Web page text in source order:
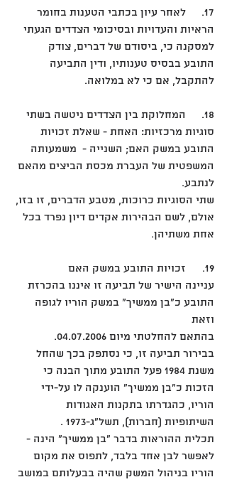
17.	לאחר עיון בכתבי הטענות בחומר
הראיות והעדויות ובסיכומי הצדדים הגעתי
למסקנה כי, ביסודם של דברים, צודק
התובע בבסיס טענותיו, ודין התביעה
להתקבל, אם כי לא במלואה.
18.	המחלוקת בין הצדדים ניטשה בשתי
סוגיות מרכזיות: האחת - שאלת זכויות
התובע במשק האם; השנייה -  משמעותה
המשפטית של העברת מכסת הביצים מהאם
לנתבע.
שתי הסוגיות כרוכות, מטבע הדברים, זו בזו,
אולם, לשם הבהירות אקדים דיון נפרד בכל
אחת משתיהן.
19.	זכויות התובע במשק האם
עניינה הישיר של תביעה זו איננו בהכרזת
התובע כ"בן ממשיך" במשק הוריו לגופה
וזאת
בהתאם להחלטתי מיום 04.07.2006.
בבירור תביעה זו, כי נסתפק בכך שהחל
משנת 1984 פעל התובע מתוך הבנה כי
הזכות כ"בן ממשיך" הוענקה לו על-ידי
הוריו, כהגדרתו בתקנות האגודות
השיתופיות (חברות), תשל"ג-1973 .
תכלית ההוראות בדבר "בן ממשיך" הינה -
לאפשר לבן אחד בלבד, לתפוס את מקום
הוריו בניהול המשק שהיה בבעלותם במושב